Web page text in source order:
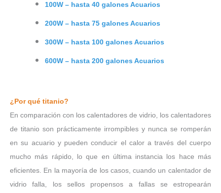
100W – hasta 40 galones Acuarios
200W – hasta 75 galones Acuarios
300W – hasta 100 galones Acuarios
600W – hasta 200 galones Acuarios
¿Por qué titanio?
En comparación con los calentadores de vidrio, los calentadores
de titanio son prácticamente irrompibles y nunca se romperán
en su acuario y pueden conducir el calor a través del cuerpo
mucho más rápido, lo que en última instancia los hace más
eficientes. En la mayoría de los casos, cuando un calentador de
vidrio falla, los sellos propensos a fallas se estropearán